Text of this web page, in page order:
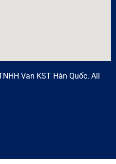
Van KST Hàn Quốc. All